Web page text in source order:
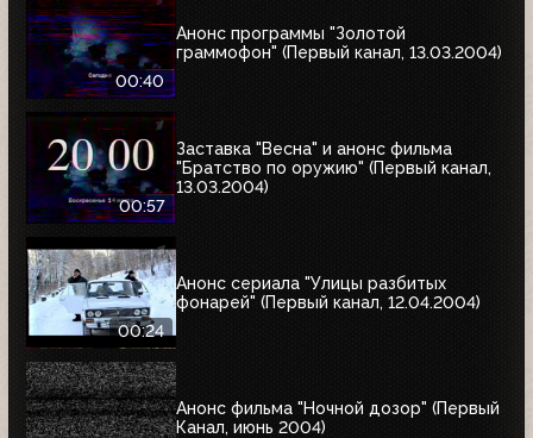
00:40
Анонс программы "Золотой
граммофон" (Первый канал, 13.03.2004)
00:57
Заставка "Весна" и анонс фильма
"Братство по оружию" (Первый канал,
13.03.2004)
00:24
Анонс сериала "Улицы разбитых
фонарей" (Первый канал, 12.04.2004)
Анонс фильма "Ночной дозор" (Первый
Канал, июнь 2004)